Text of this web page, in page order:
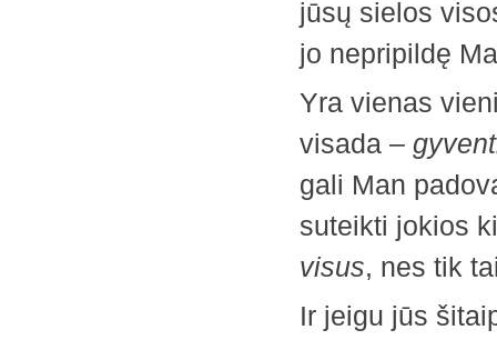
jūsų sielos
jo nepripildę
Yra vienas
visada –
gali Man
suteikti jokios
visus, nes tik
Ir jeigu jūs